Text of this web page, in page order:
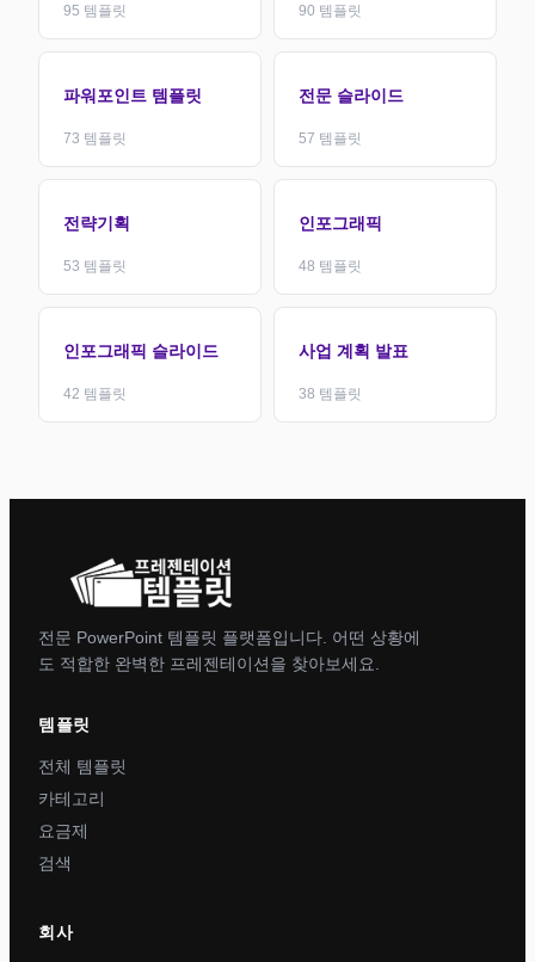
95 템플릿 90 템플릿
파워포인트 템플릿
73 템플릿
전문 슬라이드
57 템플릿
전략기획
53 템플릿
인포그래픽
48 템플릿
인포그래픽 슬라이드
42 템플릿
사업 계획 발표
38 템플릿
전문 PowerPoint 템플릿 플랫폼입니다. 어떤 상황에
도 적합한 완벽한 프레젠테이션을 찾아보세요.
템플릿
전체 템플릿
카테고리
요금제
검색
회사